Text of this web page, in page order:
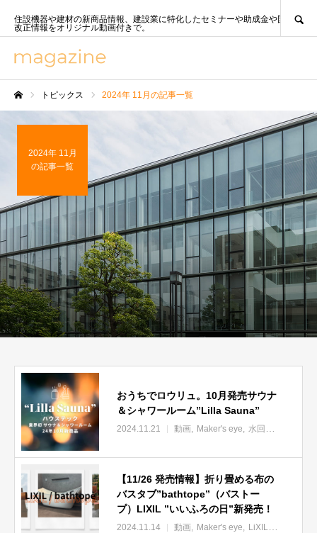
住設機器や建材の新商品情報、建設業に特化したセミナーや助成金や国策、法
改正情報をオリジナル動画付きで。
トピックス 2024年 11月の記事一覧
2024年 11月
の記事一覧
おうちでロウリュ。10月発売サウナ
＆シャワールーム”Lilla Sauna”
2024.11.21 動画 Maker's eye 水回り
【11/26 発売情報】折り畳める布の
バスタブ”bathtope”（バストー
プ）LIXIL ”いいふろの日”新発売！
2024.11.14 動画 Maker's eye LiXIL 住建事業